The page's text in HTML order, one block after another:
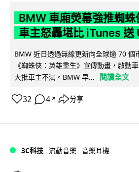
BMW 車廂熒幕強推蜘
車主怒轟堪比 iTunes 送
BMW 近日透過無線更新向全球逾 70 個
《蜘蛛俠：英雄重生》宣傳動畫，啟動
大批車主不滿。BMW 早...
閱讀全文
32 4 ↗ 分享
3C科技 流動音樂 音樂耳機